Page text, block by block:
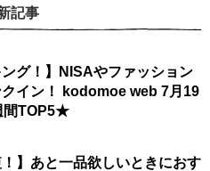
記事
ング！】NISAやファッション
イン！ kodomoe web 7月19
間TOP5★
！】あと一品欲しいときにおす